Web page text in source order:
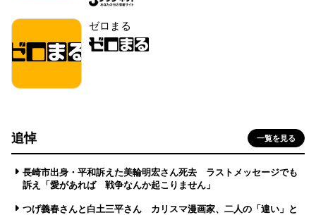
ゼロまる
追悼 一覧を見る
長崎市出身・平和訴えた美輪明宏さん死去 ラストメッセージでも
訴え「愛があれば 戦争なんか起こりません」
つげ義春さんと白土三平さん カリスマ漫画家、二人の「違い」と